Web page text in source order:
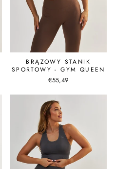
BRĄZOWY STANIK
SPORTOWY - GYM QUEEN
€55,49